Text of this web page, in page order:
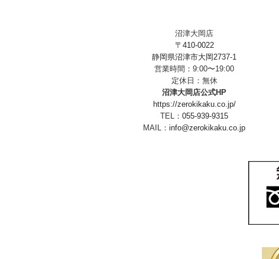
沼津大岡店
〒410-0022
静岡県沼津市大岡2737-1
営業時間：9:00〜19:00
定休日：無休
沼津大岡店公式HP
https://zerokikaku.co.jp/
TEL： 055-939-9315
MAIL： info@zerokikaku.co.jp